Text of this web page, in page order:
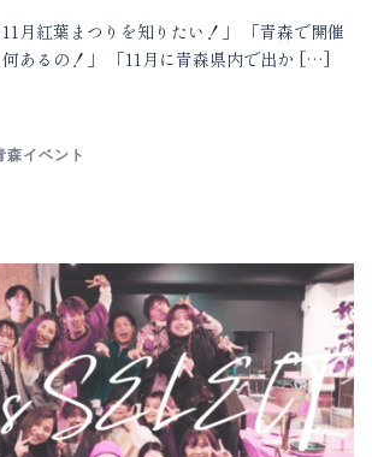
11月紅葉まつりを知りたい！」 「青森で開催
何あるの！」 「11月に青森県内で出か […]
森イベント